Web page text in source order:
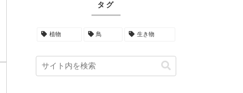
タグ
植物 鳥 生き物